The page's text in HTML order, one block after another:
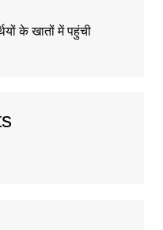
के खातों में पहुंची